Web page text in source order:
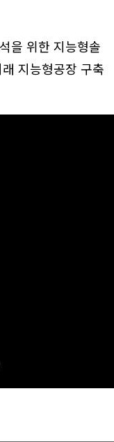
을 위한 지능형솔
지능형공장 구축